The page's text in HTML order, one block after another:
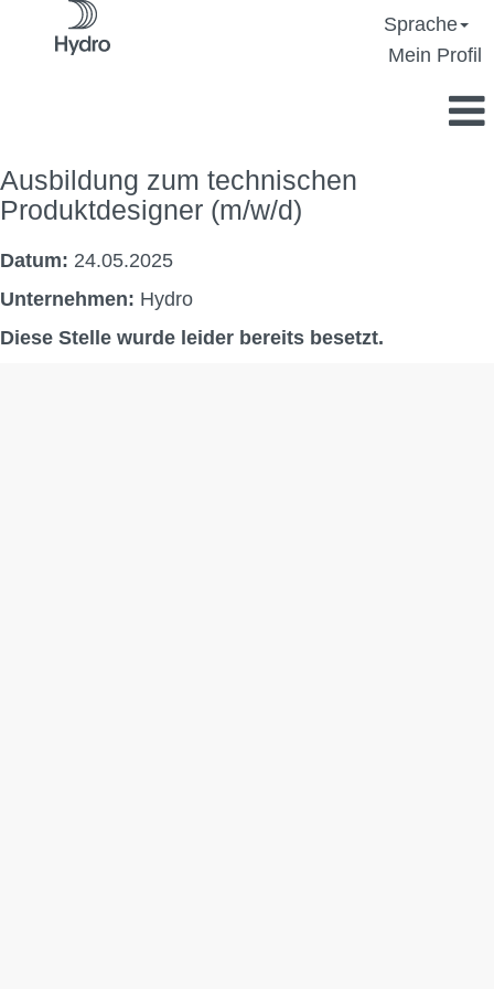
Sprache
Mein Profil
Ausbildung zum technischen
Produktdesigner (m/w/d)
Datum: 24.05.2025
Unternehmen: Hydro
Diese Stelle wurde leider bereits besetzt.